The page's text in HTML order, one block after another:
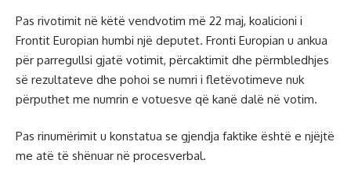
Pas rivotimit në këtë vendvotim më 22 maj, koalicioni i
Frontit Europian humbi një deputet. Fronti Europian u ankua
për parregullsi gjatë votimit, përcaktimit dhe përmbledhjes
së rezultateve dhe pohoi se numri i fletëvotimeve nuk
përputhet me numrin e votuesve që kanë dalë në votim.
Pas rinumërimit u konstatua se gjendja faktike është e njëjtë
me atë të shënuar në procesverbal.